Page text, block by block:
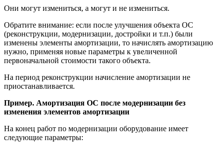
Они могут измениться, а могут и не измениться.
Обратите внимание: если после улучшения объекта ОС
(реконструкции, модернизации, достройки и т.п.) были
изменены элементы амортизации, то начислять амортизацию
нужно, применяя новые параметры к увеличенной
первоначальной стоимости такого объекта.
На период реконструкции начисление амортизации не
приостанавливается.
Пример. Амортизация ОС после модернизации без
изменения элементов амортизации
На конец работ по модернизации оборудование имеет
следующие параметры: